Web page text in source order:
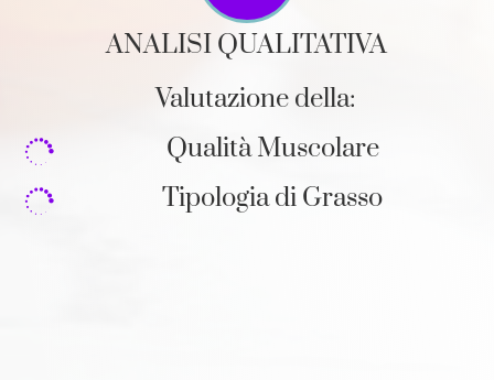
ANALISI QUALITATIVA
Valutazione della:
 Qualità Muscolare
 Tipologia di Grasso